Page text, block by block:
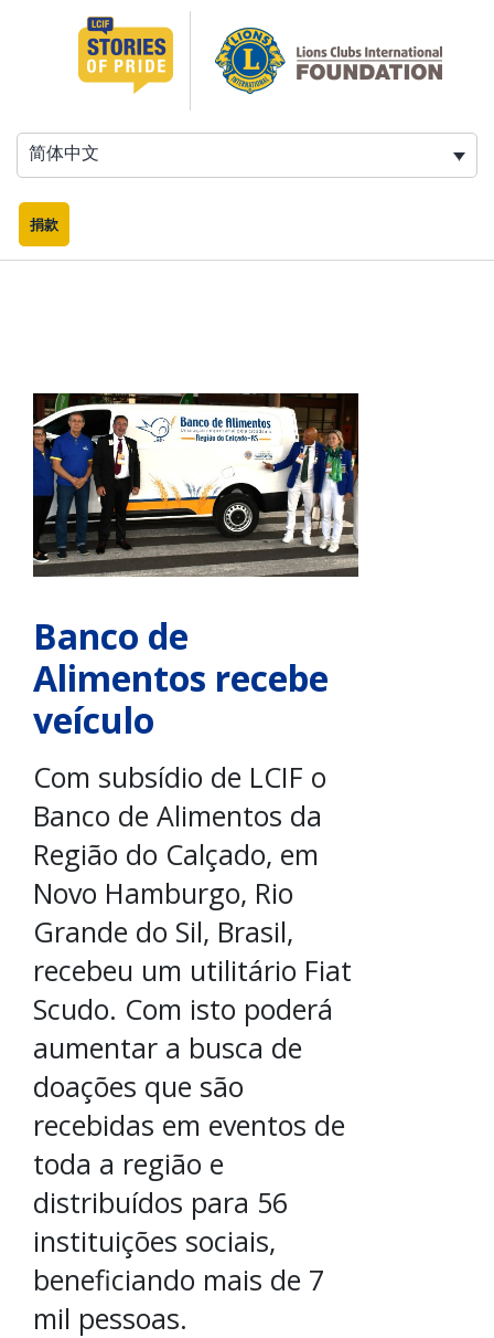
简体中文
捐款
Banco de
Alimentos recebe
veículo
Com subsídio de LCIF o
Banco de Alimentos da
Região do Calçado, em
Novo Hamburgo, Rio
Grande do Sil, Brasil,
recebeu um utilitário Fiat
Scudo. Com isto poderá
aumentar a busca de
doações que são
recebidas em eventos de
toda a região e
distribuídos para 56
instituições sociais,
beneficiando mais de 7
mil pessoas.